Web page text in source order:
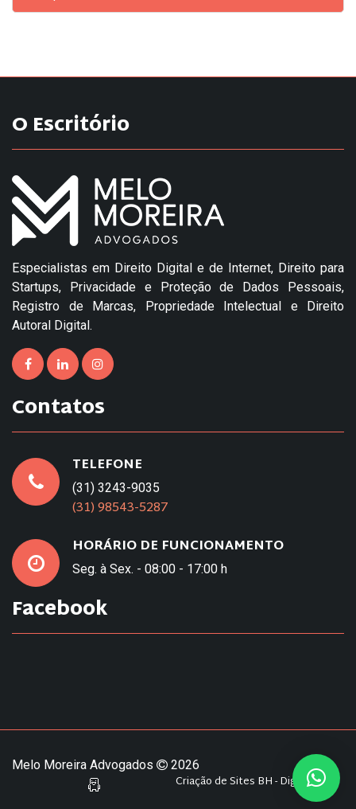
O Escritório
Especialistas em Direito Digital e de Internet, Direito para
Startups, Privacidade e Proteção de Dados Pessoais,
Registro de Marcas, Propriedade Intelectual e Direito
Autoral Digital.
Contatos
TELEFONE
(31) 3243-9035
(31) 98543-5287
HORÁRIO DE FUNCIONAMENTO
Seg. à Sex. - 08:00 - 17:00 h
Facebook
Melo Moreira Advogados 2026
Criação de Sites BH - Digital Pixel